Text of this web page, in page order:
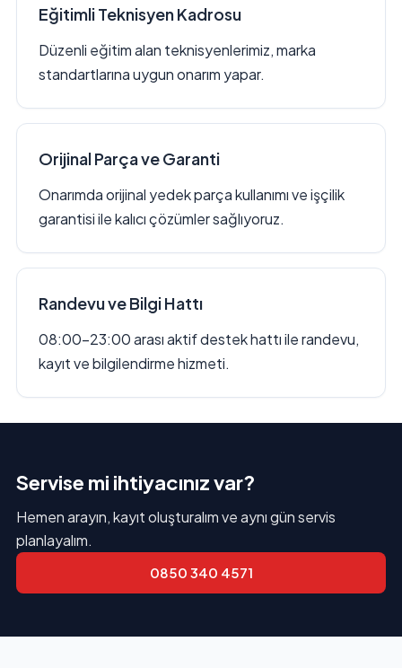
Eğitimli Teknisyen Kadrosu
Düzenli eğitim alan teknisyenlerimiz, marka
standartlarına uygun onarım yapar.
Orijinal Parça ve Garanti
Onarımda orijinal yedek parça kullanımı ve işçilik
garantisi ile kalıcı çözümler sağlıyoruz.
Randevu ve Bilgi Hattı
08:00–23:00 arası aktif destek hattı ile randevu,
kayıt ve bilgilendirme hizmeti.
Servise mi ihtiyacınız var?
Hemen arayın, kayıt oluşturalım ve aynı gün servis
planlayalım.
0850 340 4571